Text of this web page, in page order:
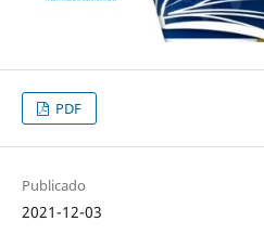
PDF
Publicado
2021-12-03